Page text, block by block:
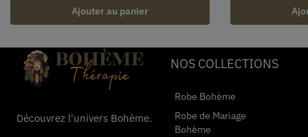
Ajouter au panier
Découvrez l'univers Bohème.
NOS COLLECTIONS
Robe Bohème
Robe de Mariage
Bohème